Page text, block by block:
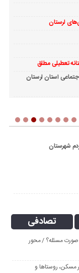
تعطیلی مطلق
استان لرستان
شهرستان
تصادفی
صورت مسئله؟ / محور
مسکن، روستاها و